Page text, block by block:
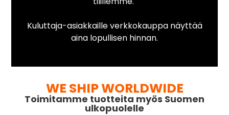
Kuluttaja-asiakkaille verkkokauppa näyttää
aina lopullisen hinnan.
WE SHIP WORLDWIDE
Toimitamme tuotteita myös Suomen
ulkopuolelle